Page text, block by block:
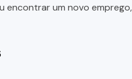
encontrar um novo